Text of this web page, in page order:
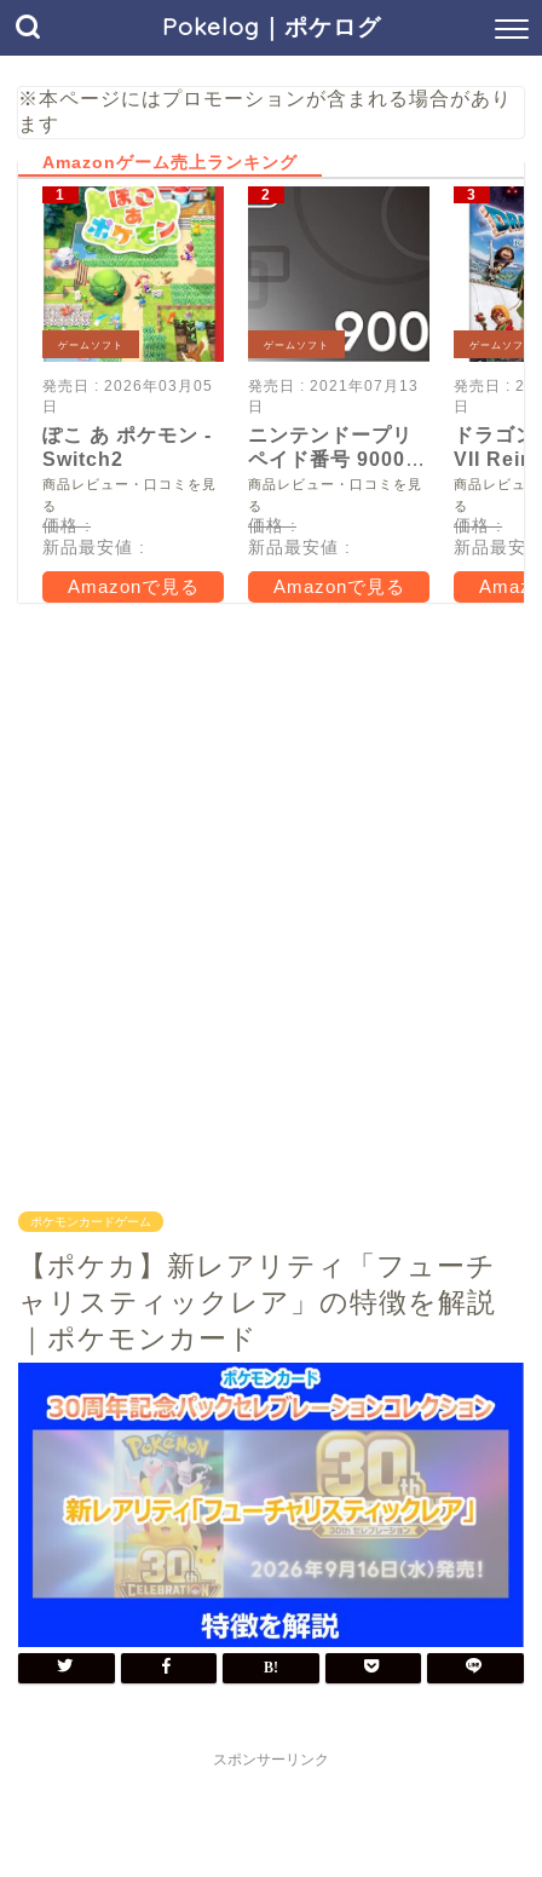
Pokelog｜ポケログ
※本ページにはプロモーションが含まれる場合があり
ます
Amazonゲーム売上ランキング
ゲームソフト
発売日 : 2026年03月05
日
ぽこ あ ポケモン -
Switch2
商品レビュー・口コミを見
る
価格 :
新品最安値 :
Amazonで見る
ゲームソフト
発売日 : 2021年07月13
日
ニンテンドープリ
ペイド番号 9000
円|オンラインコー
ド版
商品レビュー・口コミを見
る
価格 :
新品最安値 :
Amazonで見る
ゲームソフト
発売日 :
日
ドラゴ
VII
Switch2
商品レビュ
る
価格 :
新品最安
ポケモンカードゲーム
【ポケカ】新レアリティ「フューチ
ャリスティックレア」の特徴を解説
｜ポケモンカード
スポンサーリンク